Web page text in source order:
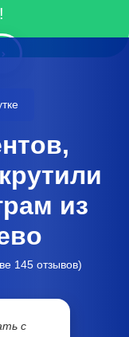
из
145 отзывов)
с